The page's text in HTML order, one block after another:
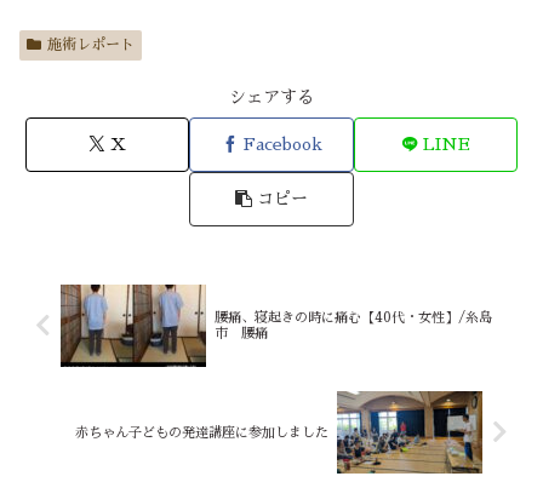
施術レポート
シェアする
X Facebook LINE
コピー
腰痛、寝起きの時に痛む【40代・女性】/糸島
市 腰痛
赤ちゃん子どもの発達講座に参加しました